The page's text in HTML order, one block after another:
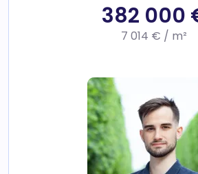
382 000
7 014 € / m²